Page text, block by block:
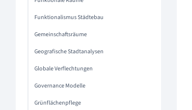
Funktionalismus Städtebau
Gemeinschaftsräume
Geografische Stadtanalysen
Globale Verflechtungen
Governance Modelle
Grünflächenpflege